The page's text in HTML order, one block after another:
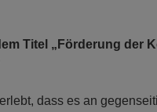
Titel „Förderung der
dass es an